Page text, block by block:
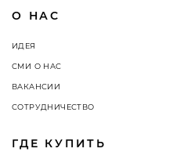
О НАС
ИДЕЯ
СМИ О НАС
ВАКАНСИИ
СОТРУДНИЧЕСТВО
ГДЕ КУПИТЬ